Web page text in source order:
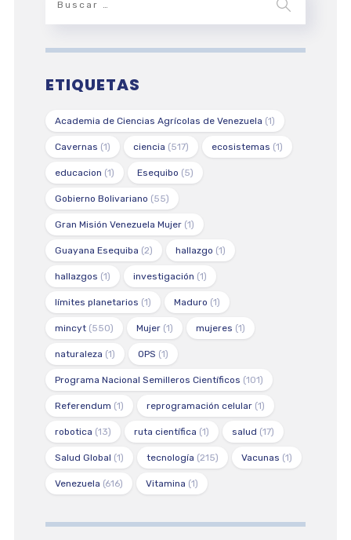
ETIQUETAS
Academia de Ciencias Agrícolas de Venezuela (1)
Cavernas (1) ciencia (517) ecosistemas (1)
educacion (1) Esequibo (5)
Gobierno Bolivariano (55)
Gran Misión Venezuela Mujer(1)
Guayana Esequiba (2) hallazgo (1)
hallazgos (1) investigación (1)
límites planetarios (1) Maduro (1)
mincyt(550) Mujer(1) mujeres (1)
naturaleza (1) OPS (1)
Programa Nacional Semilleros Científicos (101)
Referendum (1) reprogramación celular(1)
robotica (13) ruta científica (1) salud (17)
Salud Global (1) tecnología (215) Vacunas (1)
Venezuela (616) Vitamina (1)